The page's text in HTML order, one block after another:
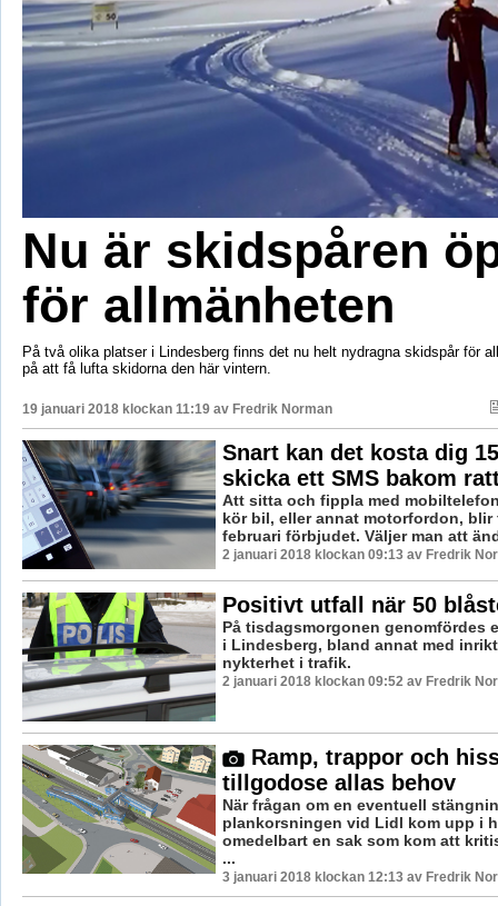
Nu är skidspåren
för allmänheten
På två olika platser i Lindesberg finns det nu helt nydragna skidspår för
på att få lufta skidorna den här vintern.
19 januari 2018 klockan 11:19 av Fredrik Norman
Snart kan det kosta dig
skicka ett SMS bakom
Att sitta och fippla med
kör bil, eller annat motorfordon, blir
februari förbjudet. Väljer man att
2 januari 2018 klockan 09:13 av Fredrik
Positivt utfall när 50
På tisdagsmorgonen genomfördes
i Lindesberg, bland annat med
nykterhet i trafik.
2 januari 2018 klockan 09:52 av Fredrik
Ramp, trappor och
tillgodose allas behov
När frågan om en eventuell
plankorsningen vid Lidl kom upp i
omedelbart en sak som kom att
...
3 januari 2018 klockan 12:13 av Fredrik